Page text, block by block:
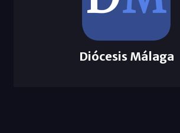
Diócesis Málaga